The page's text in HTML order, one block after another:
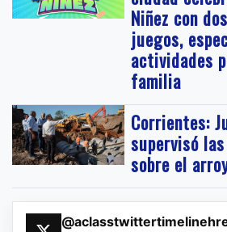
Niñez con
juegos,
actividades
familia
Corrientes:
supervisó
sobre el